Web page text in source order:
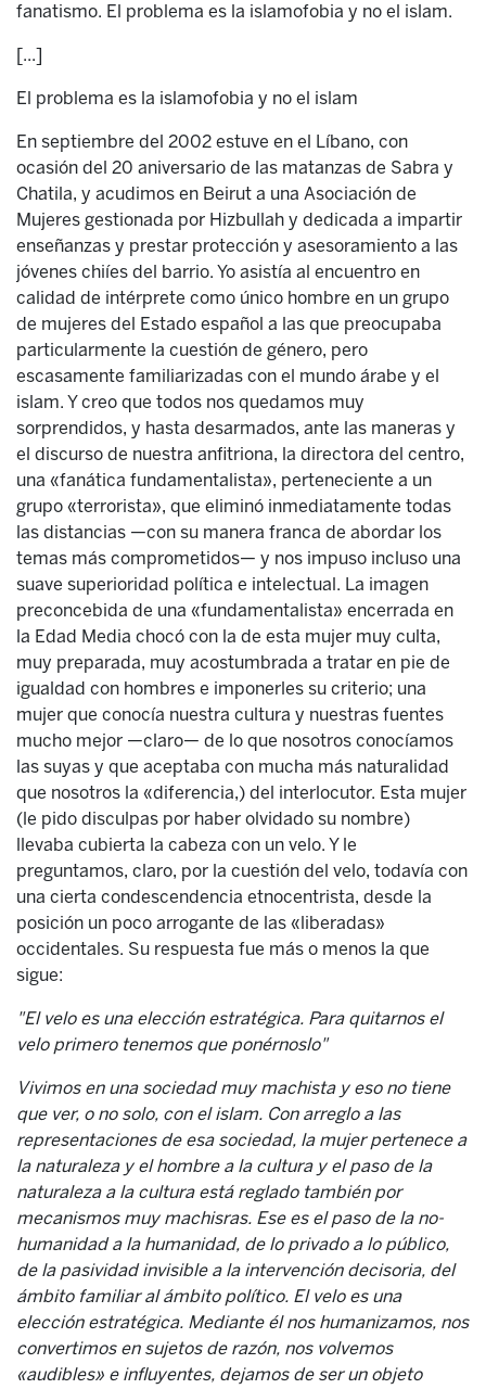
fanatismo. El problema es la islamofobia y no el islam.
[...]
El problema es la islamofobia y no el islam
En septiembre del 2002 estuve en el Líbano, con
ocasión del 20 aniversario de las matanzas de Sabra y
Chatila, y acudimos en Beirut a una Asociación de
Mujeres gestionada por Hizbullah y dedicada a impartir
enseñanzas y prestar protección y asesoramiento a las
jóvenes chiíes del barrio. Yo asistía al encuentro en
calidad de intérprete como único hombre en un grupo
de mujeres del Estado español a las que preocupaba
particularmente la cuestión de género, pero
escasamente familiarizadas con el mundo árabe y el
islam. Y creo que todos nos quedamos muy
sorprendidos, y hasta desarmados, ante las maneras y
el discurso de nuestra anfitriona, la directora del centro,
una «fanática fundamentalista», perteneciente a un
grupo «terrorista», que eliminó inmediatamente todas
las distancias —con su manera franca de abordar los
temas más comprometidos— y nos impuso incluso una
suave superioridad política e intelectual. La imagen
preconcebida de una «fundamentalista» encerrada en
la Edad Media chocó con la de esta mujer muy culta,
muy preparada, muy acostumbrada a tratar en pie de
igualdad con hombres e imponerles su criterio; una
mujer que conocía nuestra cultura y nuestras fuentes
mucho mejor —claro— de lo que nosotros conocíamos
las suyas y que aceptaba con mucha más naturalidad
que nosotros la «diferencia,) del interlocutor. Esta mujer
(le pido disculpas por haber olvidado su nombre)
llevaba cubierta la cabeza con un velo. Y le
preguntamos, claro, por la cuestión del velo, todavía con
una cierta condescendencia etnocentrista, desde la
posición un poco arrogante de las «liberadas»
occidentales. Su respuesta fue más o menos la que
sigue:
"El velo es una elección estratégica. Para quitarnos el
velo primero tenemos que ponérnoslo"
Vivimos en una sociedad muy machista y eso no tiene
que ver, o no solo, con el islam. Con arreglo a las
representaciones de esa sociedad, la mujer pertenece a
la naturaleza y el hombre a la cultura y el paso de la
naturaleza a la cultura está reglado también por
mecanismos muy machisras. Ese es el paso de la no-
humanidad a la humanidad, de lo privado a lo público,
de la pasividad invisible a la intervención decisoria, del
ámbito familiar al ámbito político. El velo es una
elección estratégica. Mediante él nos humanizamos, nos
convertimos en sujetos de razón, nos volvemos
«audibles» e influyentes, dejamos de ser un objeto